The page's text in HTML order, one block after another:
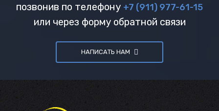
позвонив по телефону +7 (911) 977-61-15
или через форму обратной связи
НАПИСАТЬ НАМ